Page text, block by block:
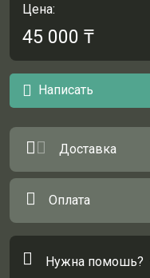
Цена:
45 000 ₸
Написать
Доставка
Оплата
Нужна помошь?